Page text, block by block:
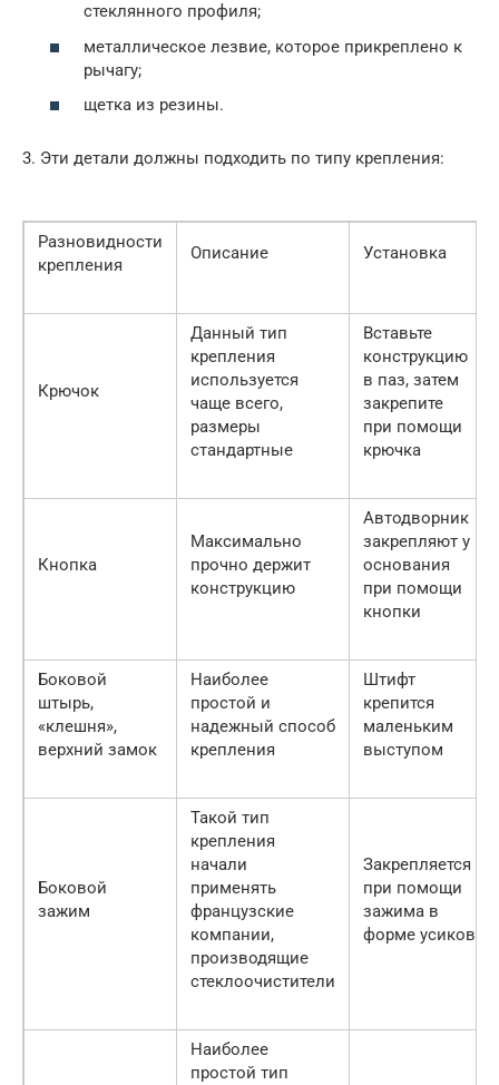
стеклянного профиля;
металлическое лезвие, которое прикреплено к
рычагу;
щетка из резины.
3. Эти детали должны подходить по типу крепления:
Разновидности
крепления
Описание Установка
Крючок
Данный тип
крепления
используется
чаще всего,
размеры
стандартные
Вставьте
конструкцию
в паз, затем
закрепите
при помощи
крючка
Кнопка
Максимально
прочно держит
конструкцию
Автодворник
закрепляют у
основания
при помощи
кнопки
Боковой
штырь,
«клешня»,
верхний замок
Наиболее
простой и
надежный способ
крепления
Штифт
крепится
маленьким
выступом
Боковой
зажим
Такой тип
крепления
начали
применять
французские
компании,
производящие
стеклоочистители
Закрепляется
при помощи
зажима в
форме усиков
Наиболее
простой тип